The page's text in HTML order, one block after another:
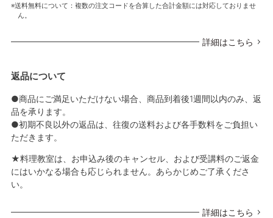
送料無料について：複数の注文コードを合算した合計金額には対応しておりませ
ん。
詳細はこちら
返品について
●商品にご満足いただけない場合、商品到着後1週間以内のみ、返
品を承ります。
●初期不良以外の返品は、往復の送料および各手数料をご負担い
ただきます。
★料理教室は、お申込み後のキャンセル、および受講料のご返金
にはいかなる場合も応じられません。あらかじめご了承くださ
い。
詳細はこちら